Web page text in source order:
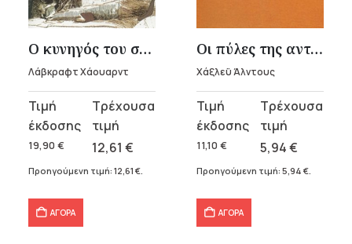
Ο κυνηγός του σκότους – Λάβκραφτ Χάουαρντ
Λάβκραφτ Χάουαρντ
19,90 €
Original
price
was:
19,90 €.
12,61 €
Η
τρέχουσα
τιμή
είναι:
Προηγούμενη τιμή: 12,61 €.
ΑΓΟΡΑ
Οι πύλες της αντίληψης
Χάξλεϋ Άλντους
11,10 €
Original
price
was:
11,10 €.
5,94€
Η
τρέχουσα
τιμή
είναι:
Προηγούμενη τιμή: 5,94 €.
ΑΓΟΡΑ